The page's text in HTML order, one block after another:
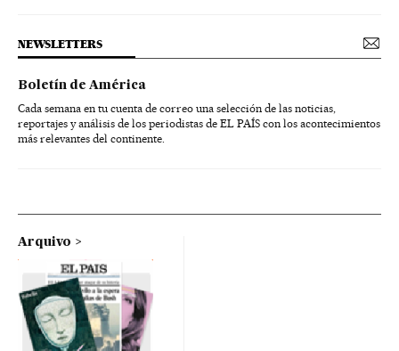
NEWSLETTERS
Boletín de América
Cada semana en tu cuenta de correo una selección de las noticias,
reportajes y análisis de los periodistas de EL PAÍS con los acontecimientos
más relevantes del continente.
Arquivo